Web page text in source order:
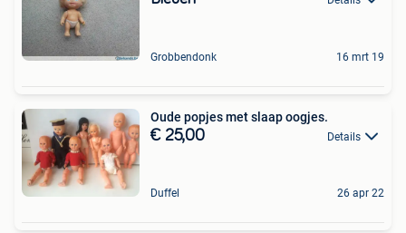
Grobbendonk 16 mrt 19
Oude popjes met slaap oogjes.
€ 25,00 Details
Duffel 26 apr 22